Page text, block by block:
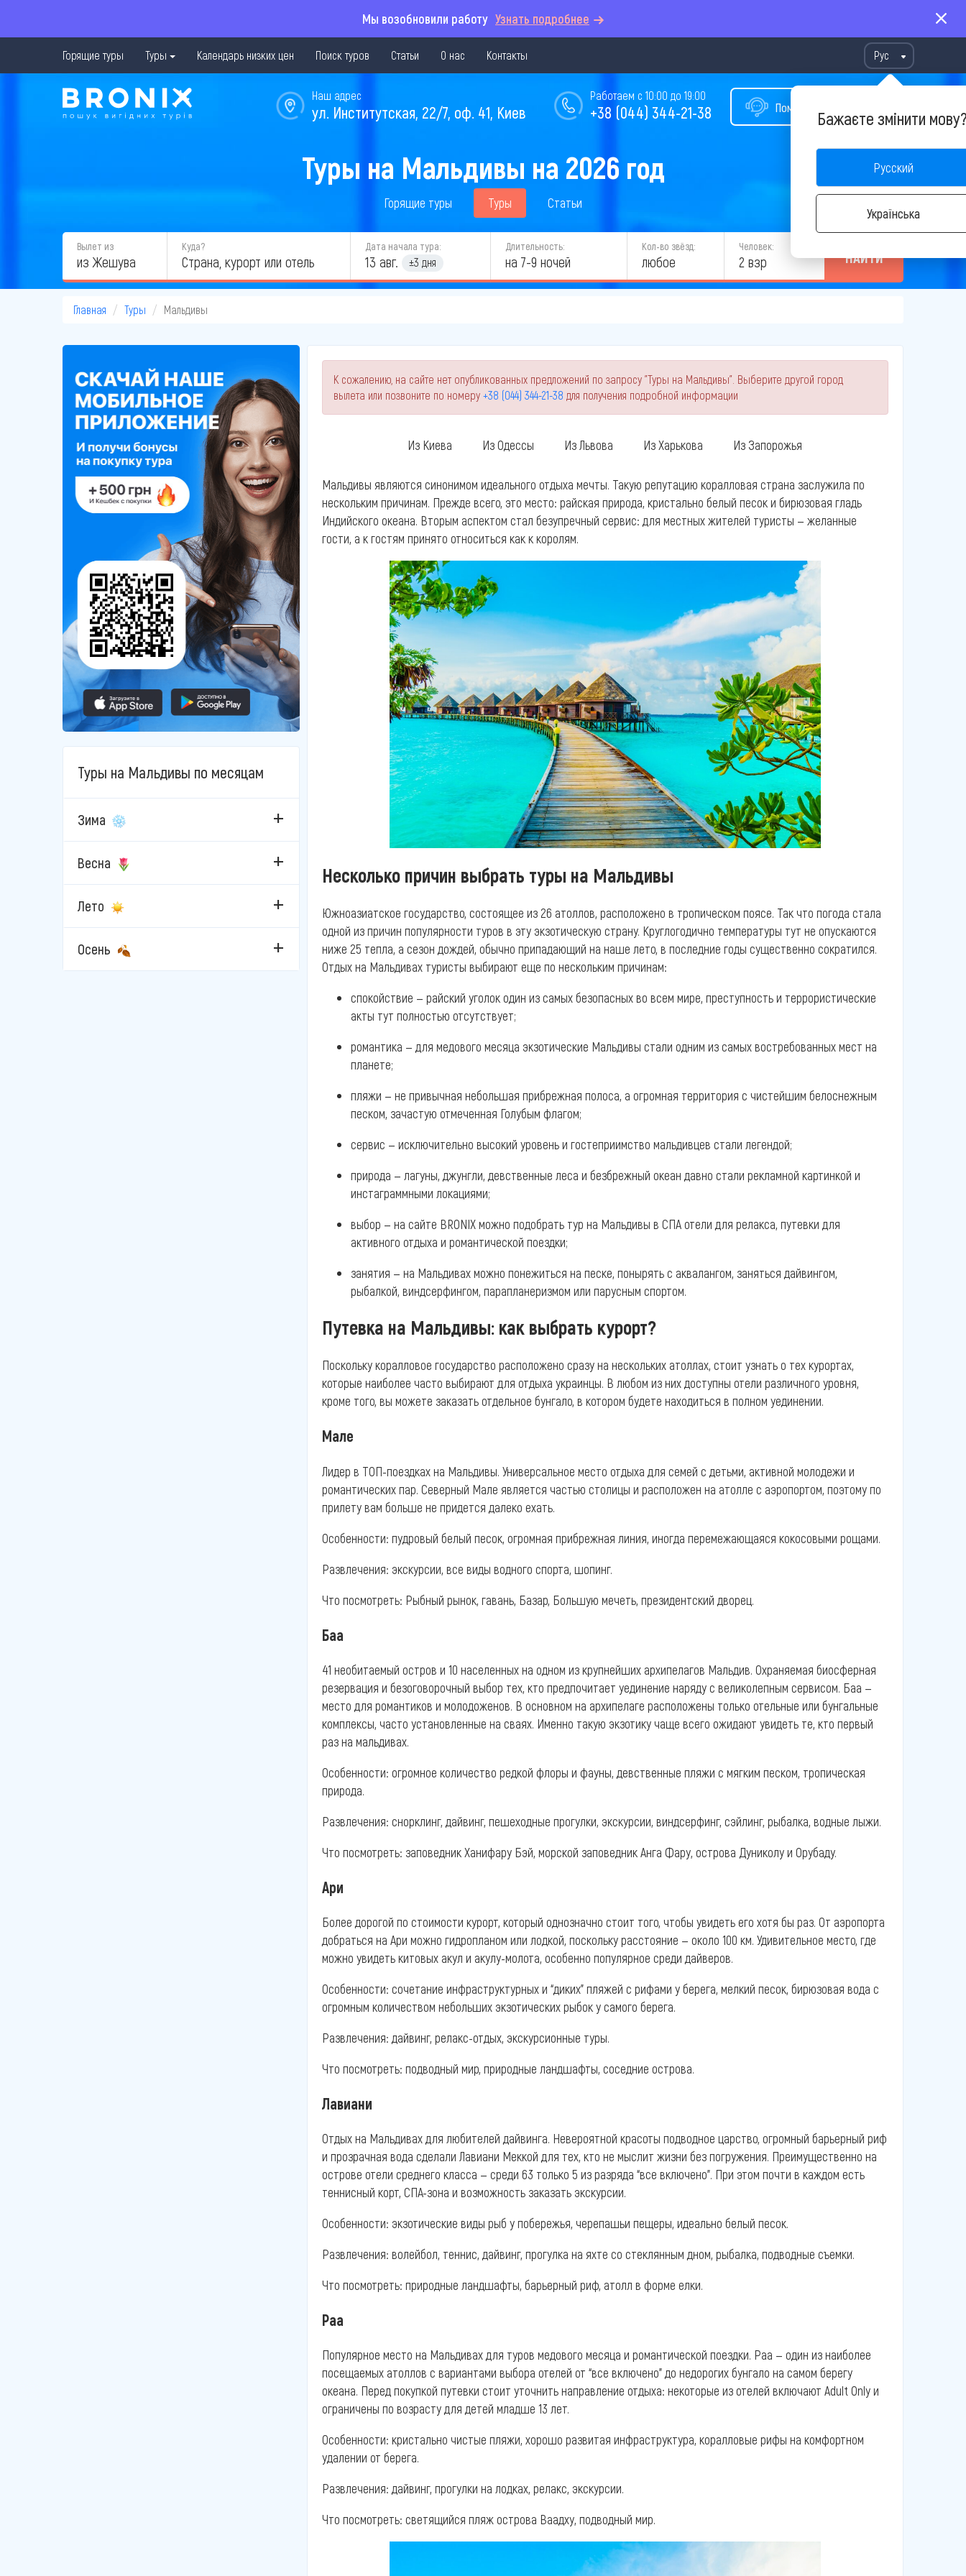
Мы возобновили работу Узнать подробнее
Горящие туры Туры Календарь низких цен Поиск туров Статьи О нас Контакты Рус
Бажаєте змінити
Русский
Українська
Помощь в подборе тура
Работаем с 10:00 до 19:00
+38 (044) 344-21-38
Наш адрес
ул. Институтская, 22/7, оф. 41, Киев
Туры на Мальдивы на 2026 год
Горящие туры Туры Статьи
Вылет из
из Жешува
Куда? Дата начала тура:
13 авг. ±3 дня
Длительность:
на 7-9 ночей
Кол-во звёзд:
любое
Человек:
2 взр НАЙТИ
Главная Туры Мальдивы
Туры на Мальдивы по месяцам
Зима
Весна
Лето
Осень
К сожалению, на сайте нет опубликованных предложений по запросу "Туры на Мальдивы". Выберите другой город
вылета или позвоните по номеру +38 (044) 344-21-38 для получения подробной информации
Из Киева Из Одессы Из Львова Из Харькова Из Запорожья
Мальдивы являются синонимом идеального отдыха мечты. Такую репутацию коралловая страна заслужила по
нескольким причинам. Прежде всего, это место: райская природа, кристально белый песок и бирюзовая гладь
Индийского океана. Вторым аспектом стал безупречный сервис: для местных жителей туристы — желанные
гости, а к гостям принято относиться как к королям.
Несколько причин выбрать туры на Мальдивы
Южноазиатское государство, состоящее из 26 атоллов, расположено в тропическом поясе. Так что погода стала
одной из причин популярности туров в эту экзотическую страну. Круглогодично температуры тут не опускаются
ниже 25 тепла, а сезон дождей, обычно припадающий на наше лето, в последние годы существенно сократился.
Отдых на Мальдивах туристы выбирают еще по нескольким причинам:
спокойствие — райский уголок один из самых безопасных во всем мире, преступность и террористические
акты тут полностью отсутствует;
романтика — для медового месяца экзотические Мальдивы стали одним из самых востребованных мест на
планете;
пляжи — не привычная небольшая прибрежная полоса, а огромная территория с чистейшим белоснежным
песком, зачастую отмеченная Голубым флагом;
сервис — исключительно высокий уровень и гостеприимство мальдивцев стали легендой;
природа — лагуны, джунгли, девственные леса и безбрежный океан давно стали рекламной картинкой и
инстаграммными локациями;
выбор — на сайте BRONIX можно подобрать тур на Мальдивы в СПА отели для релакса, путевки для
активного отдыха и романтической поездки;
занятия — на Мальдивах можно понежиться на песке, понырять с аквалангом, заняться дайвингом,
рыбалкой, виндсерфингом, парапланеризмом или парусным спортом.
Путевка на Мальдивы: как выбрать курорт?
Поскольку коралловое государство расположено сразу на нескольких атоллах, стоит узнать о тех курортах,
которые наиболее часто выбирают для отдыха украинцы. В любом из них доступны отели различного уровня,
кроме того, вы можете заказать отдельное бунгало, в котором будете находиться в полном уединении.
Мале
Лидер в ТОП-поездках на Мальдивы. Универсальное место отдыха для семей с детьми, активной молодежи и
романтических пар. Северный Мале является частью столицы и расположен на атолле с аэропортом, поэтому по
прилету вам больше не придется далеко ехать.
Особенности: пудровый белый песок, огромная прибрежная линия, иногда перемежающаяся кокосовыми рощами.
Развлечения: экскурсии, все виды водного спорта, шопинг.
Что посмотреть: Рыбный рынок, гавань, Базар, Большую мечеть, президентский дворец.
Баа
41 необитаемый остров и 10 населенных на одном из крупнейших архипелагов Мальдив. Охраняемая биосферная
резервация и безоговорочный выбор тех, кто предпочитает уединение наряду с великолепным сервисом. Баа —
место для романтиков и молодоженов. В основном на архипелаге расположены только отельные или бунгальные
комплексы, часто установленные на сваях. Именно такую экзотику чаще всего ожидают увидеть те, кто первый
раз на мальдивах.
Особенности: огромное количество редкой флоры и фауны, девственные пляжи с мягким песком, тропическая
природа.
Развлечения: снорклинг, дайвинг, пешеходные прогулки, экскурсии, виндсерфинг, сэйлинг, рыбалка, водные лыжи.
Что посмотреть: заповедник Ханифару Бэй, морской заповедник Анга Фару, острова Дуниколу и Орубаду.
Ари
Более дорогой по стоимости курорт, который однозначно стоит того, чтобы увидеть его хотя бы раз. От аэропорта
добраться на Ари можно гидропланом или лодкой, поскольку расстояние — около 100 км. Удивительное место, где
можно увидеть китовых акул и акулу-молота, особенно популярное среди дайверов.
Особенности: сочетание инфраструктурных и “диких” пляжей с рифами у берега, мелкий песок, бирюзовая вода с
огромным количеством небольших экзотических рыбок у самого берега.
Развлечения: дайвинг, релакс-отдых, экскурсионные туры.
Что посмотреть: подводный мир, природные ландшафты, соседние острова.
Лавиани
Отдых на Мальдивах для любителей дайвинга. Невероятной красоты подводное царство, огромный барьерный риф
и прозрачная вода сделали Лавиани Меккой для тех, кто не мыслит жизни без погружения. Преимущественно на
острове отели среднего класса — среди 63 только 5 из разряда “все включено”. При этом почти в каждом есть
теннисный корт, СПА-зона и возможность заказать экскурсии.
Особенности: экзотические виды рыб у побережья, черепашьи пещеры, идеально белый песок.
Развлечения: волейбол, теннис, дайвинг, прогулка на яхте со стеклянным дном, рыбалка, подводные съемки.
Что посмотреть: природные ландшафты, барьерный риф, атолл в форме елки.
Раа
Популярное место на Мальдивах для туров медового месяца и романтической поездки. Раа — один из наиболее
посещаемых атоллов с вариантами выбора отелей от “все включено” до недорогих бунгало на самом берегу
океана. Перед покупкой путевки стоит уточнить направление отдыха: некоторые из отелей включают Adult Only и
ограничены по возрасту для детей младше 13 лет.
Особенности: кристально чистые пляжи, хорошо развитая инфраструктура, коралловые рифы на комфортном
удалении от берега.
Развлечения: дайвинг, прогулки на лодках, релакс, экскурсии.
Что посмотреть: светящийся пляж острова Ваадху, подводный мир.